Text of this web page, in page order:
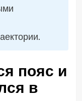
пояс и
в